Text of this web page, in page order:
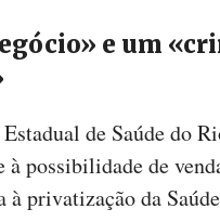
e um
de Saúde do
possibilidade de
privatização da